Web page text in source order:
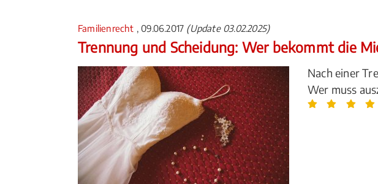
Familienrecht , 09.06.2017 (Update 03.02.2025)
Trennung und Scheidung: Wer bekommt die
Nach einer
Wer muss